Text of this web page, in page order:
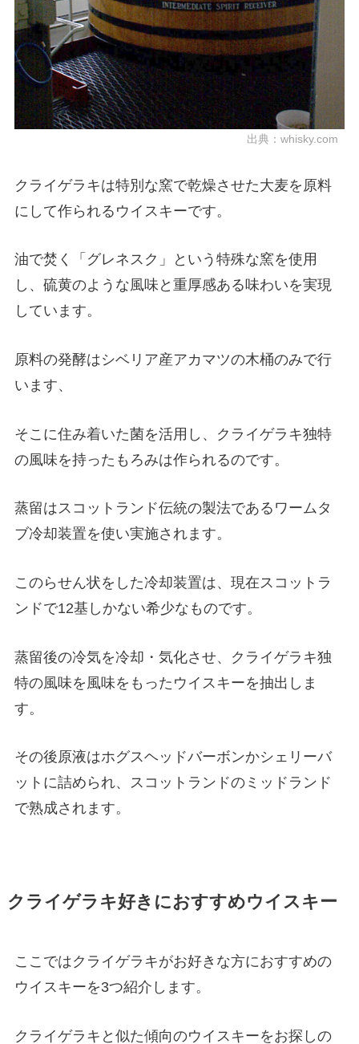
出典：whisky.com
クライゲラキは特別な窯で乾燥させた大麦を原料
にして作られるウイスキーです。
油で焚く「グレネスク」という特殊な窯を使用
し、硫黄のような風味と重厚感ある味わいを実現
しています。
原料の発酵はシベリア産アカマツの木桶のみで行
います、
そこに住み着いた菌を活用し、クライゲラキ独特
の風味を持ったもろみは作られるのです。
蒸留はスコットランド伝統の製法であるワームタ
ブ冷却装置を使い実施されます。
このらせん状をした冷却装置は、現在スコットラ
ンドで12基しかない希少なものです。
蒸留後の冷気を冷却・気化させ、クライゲラキ独
特の風味を風味をもったウイスキーを抽出しま
す。
その後原液はホグスヘッドバーボンかシェリーバ
ットに詰められ、スコットランドのミッドランド
で熟成されます。
クライゲラキ好きにおすすめウイスキー
ここではクライゲラキがお好きな方におすすめの
ウイスキーを3つ紹介します。
クライゲラキと似た傾向のウイスキーをお探しの